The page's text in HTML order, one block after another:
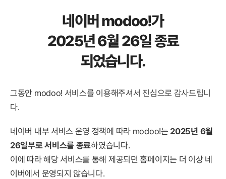
네이버 modoo!가
2025년 6월 26일 종료
되었습니다.
그동안 modoo! 서비스를 이용해주셔서 진심으로 감사드립니
다.
네이버 내부 서비스 운영 정책에 따라 modoo!는 2025년 6월
26일부로 서비스를 종료하였습니다.
이에 따라 해당 서비스를 통해 제공되던 홈페이지는 더 이상 네
이버에서 운영되지 않습니다.